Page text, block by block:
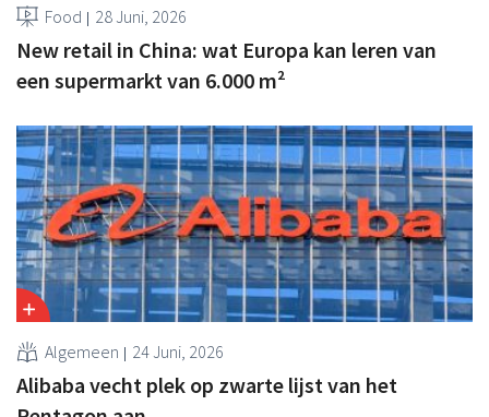
Food 28 Juni, 2026
New retail in China: wat Europa kan leren van
een supermarkt van 6.000 m²
Algemeen 24 Juni, 2026
Alibaba vecht plek op zwarte lijst van het